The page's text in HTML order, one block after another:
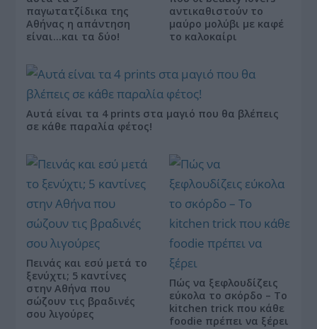
παγωτατζίδικα της
Αθήνας η απάντηση
είναι…και τα δύο!
αντικαθιστούν το
μαύρο μολύβι με καφέ
το καλοκαίρι
Αυτά είναι τα 4 prints στα μαγιό που θα βλέπεις
σε κάθε παραλία φέτος!
Πεινάς και εσύ μετά το
ξενύχτι; 5 καντίνες
στην Αθήνα που
σώζουν τις βραδινές
σου λιγούρες
Πώς να ξεφλουδίζεις
εύκολα το σκόρδο – Το
kitchen trick που κάθε
foodie πρέπει να ξέρει